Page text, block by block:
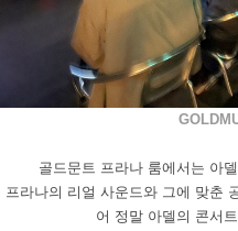
골드문트 프라나 룸에서는 아
프라나의 리얼 사운드와 그에 맞춘
어 정말 아델의 콘서